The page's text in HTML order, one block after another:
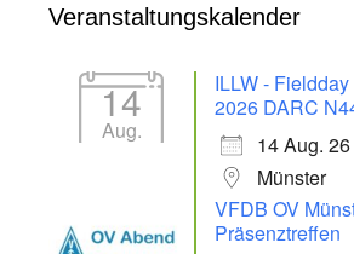
Veranstaltungskalender
14
Aug.
ILLW -
2026 DARC
14 Aug. 26
Münster
VFDB OV
Präsenztreffen